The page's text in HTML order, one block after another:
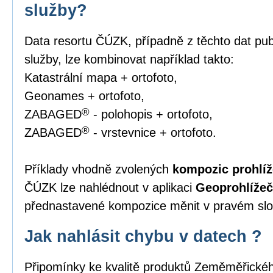
služby?
Data resortu ČÚZK, případně z těchto dat
služby, lze kombinovat například takto:
Katastrální mapa + ortofoto,
Geonames + ortofoto,
ZABAGED® - polohopis + ortofoto,
ZABAGED® - vrstevnice + ortofoto.
Příklady vhodně zvolených kompozic
ČÚZK lze nahlédnout v aplikaci Geoprohlížeč
přednastavené kompozice měnit v pravém
Jak nahlásit chybu v datech ?
Připomínky ke kvalitě produktů